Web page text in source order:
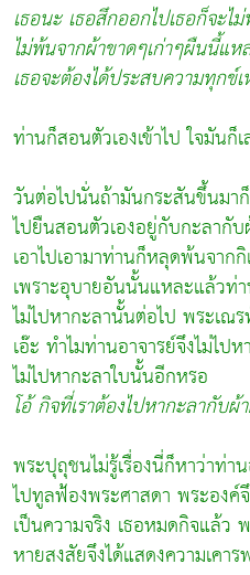
เธอนะ เธอสึกออกไปเธอก็จะไ
ไม่พ้นจากผ้าขาดๆเก่าๆผืนนี้แห
เธอจะต้องได้ประสบความทุก
ท่านก็สอนตัวเองเข้าไป ใจมัน
วันต่อไปนั่นถ้ามันกระสันขึ้นมาก็
ไปยืนสอนตัวเองอยู่กับกะลากั
เอาไปเอามาท่านก็หลุดพ้นจาก
เพราะอุบายอันนั้นแหละแล้วท่
ไม่ไปหากะลานั้นต่อไป พระเณ
เอ๊ะ ทำไมท่านอาจารย์จึงไม่ไป
ไม่ไปหากะลาใบนั้นอีกหรอ
โอ้ กิจที่เราต้องไปหากะลากับ
พระปุถุชนไม่รู้เรื่องนี่ก็หาว่าท่า
ไปทูลฟ้องพระศาสดา พระองค์
เป็นความจริง เธอหมดกิจแล้ว
หายสงสัยจึงได้แสดงความเคา